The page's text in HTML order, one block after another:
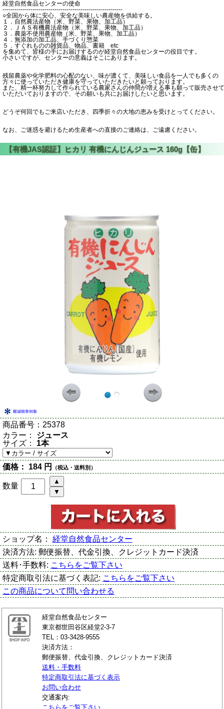
経堂自然食品センターの使命
------------------------------------------------------------
○全国から体に安心、安全な美味しい農産物を供給する。
１．自然農法産物（米、野菜、果物、加工品）
２．ＪＡＳ有機農法産物（米、野菜、果物、加工品）
３．農薬不使用農産物（米、野菜、果物、加工品）
４．無添加の加工品、手づくり惣菜
５．すぐれものの雑貨品、物品、書籍 etc
を集めて、皆様の手にお届けするのが経堂自然食品センターの役目です。
小さいですが、センターの意義はそこにあります。
残留農薬や化学肥料の心配のない、味が濃くて、美味しい食品を一人でも多くの
方々に使っていただき健康を守っていただきたいと願っております。
また、精一杯努力して作られている農家さんの仲間が増える事も願って販売させて
いただいておりますので、その願いも共にお届けしたいと思います。
どうぞ何回でもご来店いただき、四季折々の大地の恵みを受けとってください。
なお、ご迷惑を避けるため生産者への直接のご連絡は、ご遠慮ください。
商品番号： 25378
カラー：
ジュース
サイズ：
1本
価格： 184 円 （税込・送料別）
数量
ショップ名： 経堂自然食品センター
決済方法: 郵便振替、代金引換、クレジットカード決済
送料･手数料: こちらをご覧下さい
特定商取引法に基づく表記: こちらをご覧下さい
この商品について問い合わせる
経堂自然食品センター
東京都世田谷区経堂2-3-7
TEL：03-3428-9555
決済方法：
郵便振替、代金引換、クレジットカード決済
送料・手数料
特定商取引法に基づく表示
お問い合わせ
交通案内:
こちらをご覧下さい